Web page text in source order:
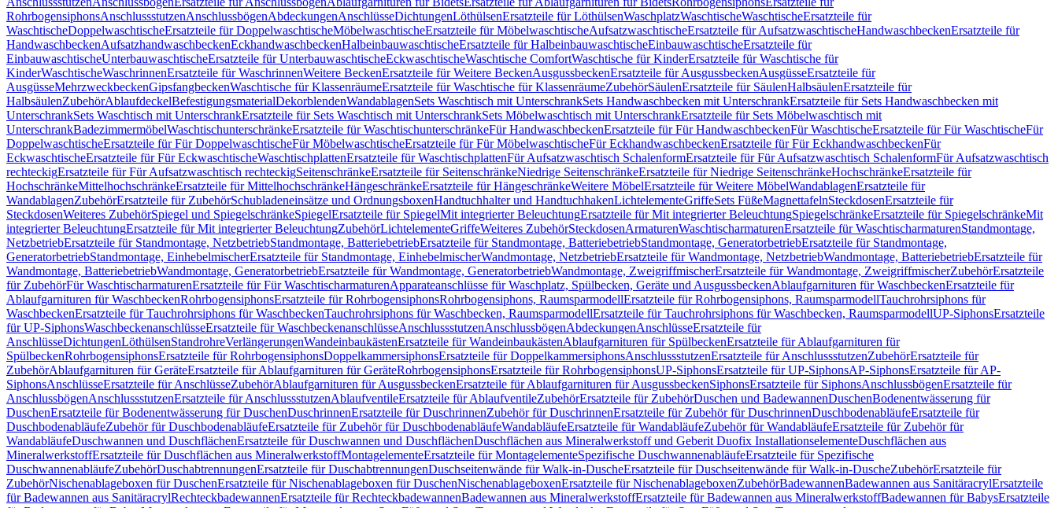
RohrbogensiphonsAnschlussstutzenAnschlussbögenAbdeckungenAnschlüsseDichtungenLöthülsenErsatzteile für LöthülsenWaschplatzWaschtischeWaschtischeErsatzteile für
WaschtischeDoppelwaschtischeErsatzteile für DoppelwaschtischeMöbelwaschtischeErsatzteile für MöbelwaschtischeAufsatzwaschtischeErsatzteile für AufsatzwaschtischeHandwaschbeckenErsatzteile für
HandwaschbeckenAufsatzhandwaschbeckenEckhandwaschbeckenHalbeinbauwaschtischeErsatzteile für HalbeinbauwaschtischeEinbauwaschtischeErsatzteile für
EinbauwaschtischeUnterbauwaschtischeErsatzteile für UnterbauwaschtischeEckwaschtischeWaschtische ComfortWaschtische für KinderErsatzteile für Waschtische für
KinderWaschtischeWaschrinnenErsatzteile für WaschrinnenWeitere BeckenErsatzteile für Weitere BeckenAusgussbeckenErsatzteile für AusgussbeckenAusgüsseErsatzteile für
AusgüsseMehrzweckbeckenGipsfangbeckenWaschtische für KlassenräumeErsatzteile für Waschtische für KlassenräumeZubehörSäulenErsatzteile für SäulenHalbsäulenErsatzteile für
HalbsäulenZubehörAblaufdeckelBefestigungsmaterialDekorblendenWandablagenSets Waschtisch mit UnterschrankSets Handwaschbecken mit UnterschrankErsatzteile für Sets Handwaschbecken mit
UnterschrankSets Waschtisch mit UnterschrankErsatzteile für Sets Waschtisch mit UnterschrankSets Möbelwaschtisch mit UnterschrankErsatzteile für Sets Möbelwaschtisch mit
UnterschrankBadezimmermöbelWaschtischunterschränkeErsatzteile für WaschtischunterschränkeFür HandwaschbeckenErsatzteile für Für HandwaschbeckenFür WaschtischeErsatzteile für Für WaschtischeFür
DoppelwaschtischeErsatzteile für Für DoppelwaschtischeFür MöbelwaschtischeErsatzteile für Für MöbelwaschtischeFür EckhandwaschbeckenErsatzteile für Für EckhandwaschbeckenFür
EckwaschtischeErsatzteile für Für EckwaschtischeWaschtischplattenErsatzteile für WaschtischplattenFür Aufsatzwaschtisch SchalenformErsatzteile für Für Aufsatzwaschtisch SchalenformFür Aufsatzwaschtisch
rechteckigErsatzteile für Für Aufsatzwaschtisch rechteckigSeitenschränkeErsatzteile für SeitenschränkeNiedrige SeitenschränkeErsatzteile für Niedrige SeitenschränkeHochschränkeErsatzteile für
HochschränkeMittelhochschränkeErsatzteile für MittelhochschränkeHängeschränkeErsatzteile für HängeschränkeWeitere MöbelErsatzteile für Weitere MöbelWandablagenErsatzteile für
WandablagenZubehörErsatzteile für ZubehörSchubladeneinsätze und OrdnungsboxenHandtuchhalter und HandtuchhakenLichtelementeGriffeSets FüßeMagnettafelnSteckdosenErsatzteile für
SteckdosenWeiteres ZubehörSpiegel und SpiegelschränkeSpiegelErsatzteile für SpiegelMit integrierter BeleuchtungErsatzteile für Mit integrierter BeleuchtungSpiegelschränkeErsatzteile für SpiegelschränkeMit
integrierter BeleuchtungErsatzteile für Mit integrierter BeleuchtungZubehörLichtelementeGriffeWeiteres ZubehörSteckdosenArmaturenWaschtischarmaturenErsatzteile für WaschtischarmaturenStandmontage,
NetzbetriebErsatzteile für Standmontage, NetzbetriebStandmontage, BatteriebetriebErsatzteile für Standmontage, BatteriebetriebStandmontage, GeneratorbetriebErsatzteile für Standmontage,
GeneratorbetriebStandmontage, EinhebelmischerErsatzteile für Standmontage, EinhebelmischerWandmontage, NetzbetriebErsatzteile für Wandmontage, NetzbetriebWandmontage, BatteriebetriebErsatzteile für
Wandmontage, BatteriebetriebWandmontage, GeneratorbetriebErsatzteile für Wandmontage, GeneratorbetriebWandmontage, ZweigriffmischerErsatzteile für Wandmontage, ZweigriffmischerZubehörErsatzteile
für ZubehörFür WaschtischarmaturenErsatzteile für Für WaschtischarmaturenApparateanschlüsse für Waschplatz, Spülbecken, Geräte und AusgussbeckenAblaufgarnituren für WaschbeckenErsatzteile für
Ablaufgarnituren für WaschbeckenRohrbogensiphonsErsatzteile für RohrbogensiphonsRohrbogensiphons, RaumsparmodellErsatzteile für Rohrbogensiphons, RaumsparmodellTauchrohrsiphons für
WaschbeckenErsatzteile für Tauchrohrsiphons für WaschbeckenTauchrohrsiphons für Waschbecken, RaumsparmodellErsatzteile für Tauchrohrsiphons für Waschbecken, RaumsparmodellUP-SiphonsErsatzteile
für UP-SiphonsWaschbeckenanschlüsseErsatzteile für WaschbeckenanschlüsseAnschlussstutzenAnschlussbögenAbdeckungenAnschlüsseErsatzteile für
AnschlüsseDichtungenLöthülsenStandrohreVerlängerungenWandeinbaukästenErsatzteile für WandeinbaukästenAblaufgarnituren für SpülbeckenErsatzteile für Ablaufgarnituren für
SpülbeckenRohrbogensiphonsErsatzteile für RohrbogensiphonsDoppelkammersiphonsErsatzteile für DoppelkammersiphonsAnschlussstutzenErsatzteile für AnschlussstutzenZubehörErsatzteile für
ZubehörAblaufgarnituren für GeräteErsatzteile für Ablaufgarnituren für GeräteRohrbogensiphonsErsatzteile für RohrbogensiphonsUP-SiphonsErsatzteile für UP-SiphonsAP-SiphonsErsatzteile für AP-
SiphonsAnschlüsseErsatzteile für AnschlüsseZubehörAblaufgarnituren für AusgussbeckenErsatzteile für Ablaufgarnituren für AusgussbeckenSiphonsErsatzteile für SiphonsAnschlussbögenErsatzteile für
AnschlussbögenAnschlussstutzenErsatzteile für AnschlussstutzenAblaufventileErsatzteile für AblaufventileZubehörErsatzteile für ZubehörDuschen und BadewannenDuschenBodenentwässerung für
DuschenErsatzteile für Bodenentwässerung für DuschenDuschrinnenErsatzteile für DuschrinnenZubehör für DuschrinnenErsatzteile für Zubehör für DuschrinnenDuschbodenabläufeErsatzteile für
DuschbodenabläufeZubehör für DuschbodenabläufeErsatzteile für Zubehör für DuschbodenabläufeWandabläufeErsatzteile für WandabläufeZubehör für WandabläufeErsatzteile für Zubehör für
WandabläufeDuschwannen und DuschflächenErsatzteile für Duschwannen und DuschflächenDuschflächen aus Mineralwerkstoff und Geberit Duofix InstallationselementeDuschflächen aus
MineralwerkstoffErsatzteile für Duschflächen aus MineralwerkstoffMontagelementeErsatzteile für MontagelementeSpezifische DuschwannenabläufeErsatzteile für Spezifische
DuschwannenabläufeZubehörDuschabtrennungenErsatzteile für DuschabtrennungenDuschseitenwände für Walk-in-DuscheErsatzteile für Duschseitenwände für Walk-in-DuscheZubehörErsatzteile für
ZubehörNischenablageboxen für DuschenErsatzteile für Nischenablageboxen für DuschenNischenablageboxenErsatzteile für NischenablageboxenZubehörBadewannenBadewannen aus SanitäracrylErsatzteile
für Badewannen aus SanitäracrylRechteckbadewannenErsatzteile für RechteckbadewannenBadewannen aus MineralwerkstoffErsatzteile für Badewannen aus MineralwerkstoffBadewannen für BabysErsatzteile